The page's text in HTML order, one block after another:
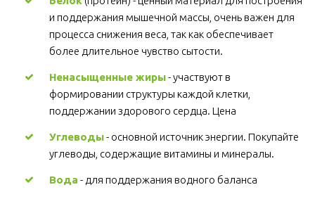
и поддержания мышечной массы, очень важен для
процесса снижения веса, так как обеспечивает
более длительное чувство сытости.
Ненасыщенные жиры - участвуют в
формировании структуры каждой клетки,
поддержании здорового сердца. Цена
Углеводы - основной источник энергии. Покупайте
углеводы, содержащие витамины и минералы.
Вода - для поддержания водного баланса